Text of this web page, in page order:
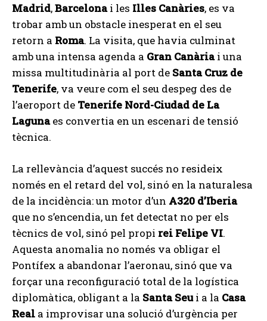
Madrid,Barcelonai les Illes Canàries, es va
trobar amb un obstacle inesperat en el seu
retorn a Roma. La visita, que havia culminat
amb una intensa agenda a Gran Canàriai una
missa multitudinària al port de Santa Cruz de
Tenerife, va veure com el seu despeg des de
l’aeroport de Tenerife Nord-Ciudad de La
Lagunaes convertia en un escenari de tensió
tècnica.
La rellevància d’aquest succés no resideix
només en el retard del vol, sinó en la naturalesa
de la incidència: un motor d’un A320 d’Iberia
que no s’encendia, un fet detectat no per els
tècnics de vol, sinó pel propi rei Felipe VI.
Aquesta anomalia no només va obligar el
Pontífex a abandonar l’aeronau, sinó que va
forçar una reconfiguració total de la logística
diplomàtica, obligant a la Santa Seui a la Casa
Real a improvisar una solució d’urgència per